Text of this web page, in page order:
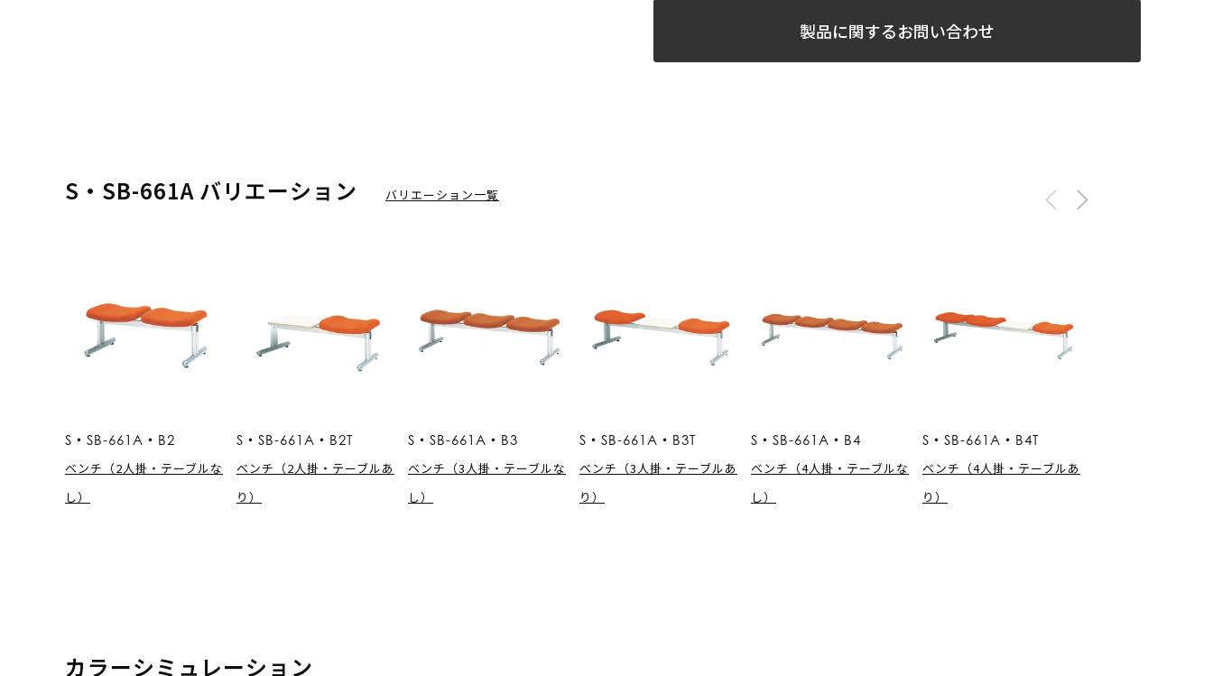
製品に関するお問い合わせ
S・SB-661A バリエーション バリエーション一覧
S・SB-661A・B2
ベンチ（2人掛・テーブルな
し）
S・SB-661A・B2T
ベンチ（2人掛・テーブルあ
り）
S・SB-661A・B3
ベンチ（3人掛・テーブルな
し）
S・SB-661A・B3T
ベンチ（3人掛・テーブルあ
り）
S・SB-661A・B4
ベンチ（4人掛・テーブルな
し）
S・SB-661A・B4T
ベンチ（4人掛・テーブルあ
り）
カラーシミュレーション